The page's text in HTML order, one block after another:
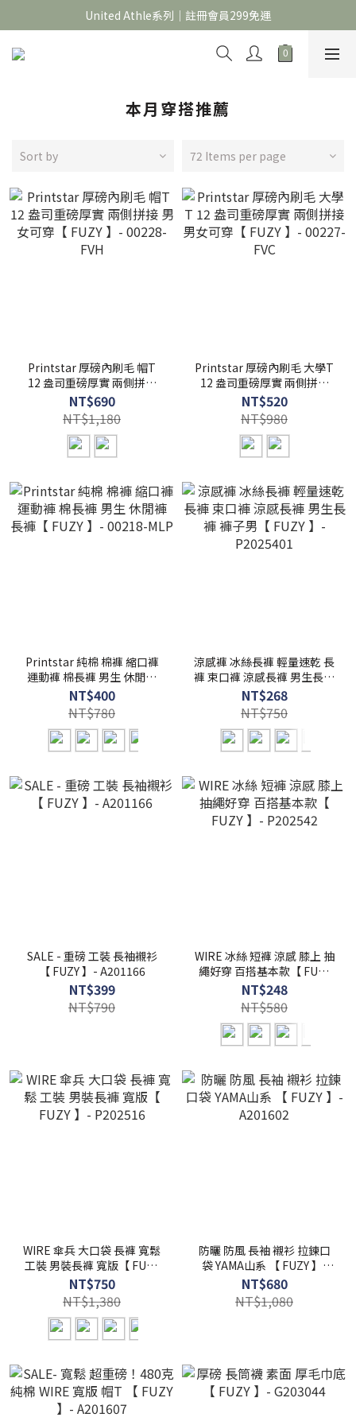
官網限定｜滿 688折＄30，1388折＄60，2688折＄150
United Athle系列｜註冊會員299免運
官網限定｜滿 688折＄30，1388折＄60，2688折＄150
本月穿搭推薦
Sort by 72 Items per page
Printstar 厚磅內刷毛 帽T
12 盎司重磅厚實 兩側拼接
男女可穿【 FUZY 】-
00228-FVH
NT$690
NT$1,180
Printstar 厚磅內刷毛 大學T
12 盎司重磅厚實 兩側拼接
男女可穿【 FUZY 】-
00227-FVC
NT$520
NT$980
Printstar 純棉 棉褲 縮口褲
運動褲 棉長褲 男生 休閒褲
長褲【 FUZY 】- 00218-
MLP
NT$400
NT$780
涼感褲 冰絲長褲 輕量速乾 長
褲 束口褲 涼感長褲 男生長褲
褲子男【 FUZY 】-
P2025401
NT$268
NT$750
SALE - 重磅 工裝 長袖襯衫
【 FUZY 】- A201166
NT$399
NT$790
WIRE 冰絲 短褲 涼感 膝上 抽
繩好穿 百搭基本款【 FUZY
】- P202542
NT$248
NT$580
WIRE 傘兵 大口袋 長褲 寬鬆
工裝 男裝長褲 寬版【 FUZY
】- P202516
NT$750
NT$1,380
防曬 防風 長袖 襯衫 拉鍊口
袋 YAMA山系 【 FUZY 】-
A201602
NT$680
NT$1,080